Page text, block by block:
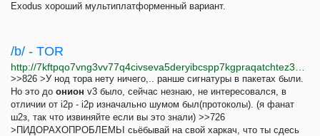
Exodus хороший мультиплатформенный вариант.
/b/ - TOR
>>826 >У нод тора нету ничего,.. ранше сигнатуры в пакетах были.
Но это до онион v3 было, сейчас незнаю, не интересовался, в
отличии от i2p - i2p изначально шумом был(протоколы). (я фанат
ш2з, так что извиняйте если вы это знали) >>726
>ПИДОРАХОПРОБЛЕМЬІ сьёбывай на свой харкач, что ты сдесь